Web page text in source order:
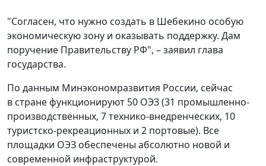
"Согласен, что нужно создать в Шебекино особую
экономическую зону и оказывать поддержку. Дам
поручение Правительству РФ", – заявил глава
государства.
По данным Минэкономразвития России, сейчас
в стране функционируют 50 ОЭЗ (31 промышленно-
производственных, 7 технико-внедренческих, 10
туристско-рекреационных и 2 портовые). Все
площадки ОЭЗ обеспечены абсолютно новой и
современной инфраструктурой.